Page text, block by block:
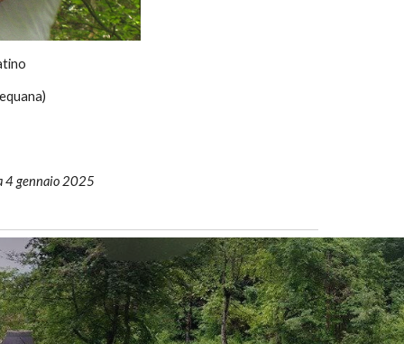
4 gennaio 2025